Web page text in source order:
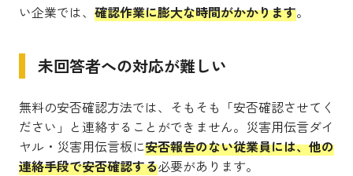
い企業では、 確認作業に膨大な時間がかかります。
未回答者への対応が難しい
無料の安否確認方法では、そもそも「安否確認させてく
ださい」と連絡することができません。災害用伝言ダイ
ヤル・災害用伝言板に安否報告のない従業員には、他の
連絡手段で安否確認する必要があります。